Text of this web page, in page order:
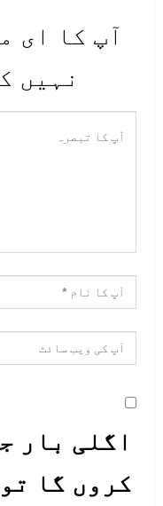
آپ کا ای
نہیں
اگلی بار
کروں گا